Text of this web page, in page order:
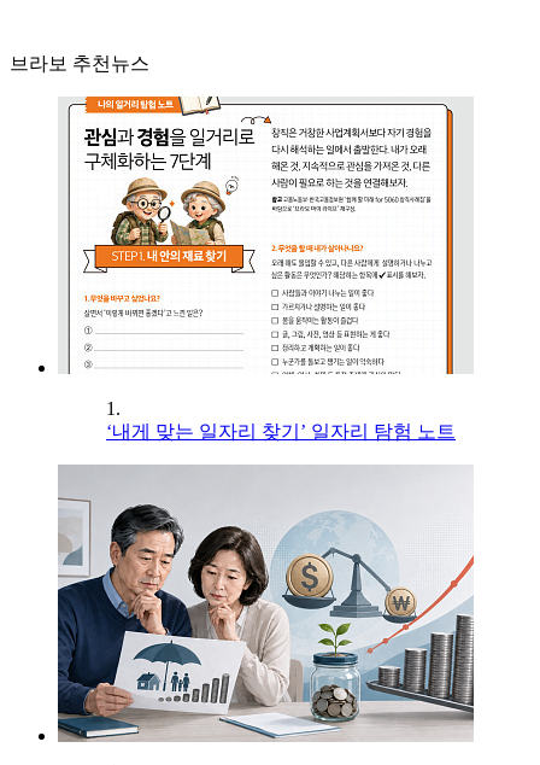
브라보 추천뉴스
1.
‘내게 맞는 일자리 찾기’ 일자리 탐험 노트